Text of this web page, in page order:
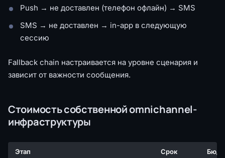
Push → не доставлен (телефон офлайн) → SMS
SMS → не доставлен → in-app в следующую
сессию
Fallback chain настраивается на уровне сценария и
зависит от важности сообщения.
Стоимость собственной omnichannel-
инфраструктуры
Этап Срок